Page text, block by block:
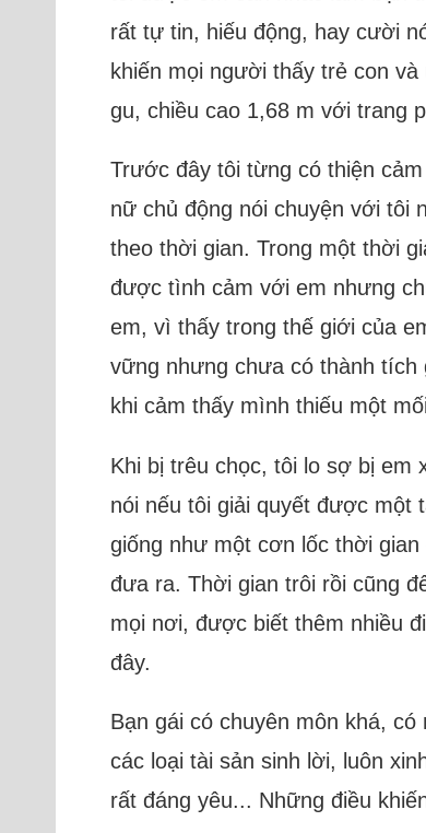
rất tự tin, hiếu động, hay cười
khiến mọi người thấy trẻ con
gu, chiều cao 1,68 m với trang
Trước đây tôi từng có thiện
nữ chủ động nói chuyện với tôi
theo thời gian. Trong một thời
được tình cảm với em nhưng
em, vì thấy trong thế giới của
vững nhưng chưa có thành tích
khi cảm thấy mình thiếu một
Khi bị trêu chọc, tôi lo sợ bị em
nói nếu tôi giải quyết được một
giống như một cơn lốc thời
đưa ra. Thời gian trôi rồi cũng
mọi nơi, được biết thêm nhiều
đây.
Bạn gái có chuyên môn khá,
các loại tài sản sinh lời, luôn
rất đáng yêu... Những điều